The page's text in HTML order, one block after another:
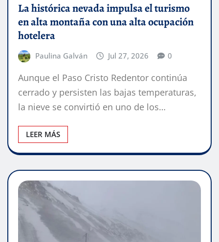
La histórica nevada impulsa el turismo
en alta montaña con una alta ocupación
hotelera
Paulina Galván Jul 27, 2026 0
Aunque el Paso Cristo Redentor continúa
cerrado y persisten las bajas temperaturas,
la nieve se convirtió en uno de los…
LEER MÁS